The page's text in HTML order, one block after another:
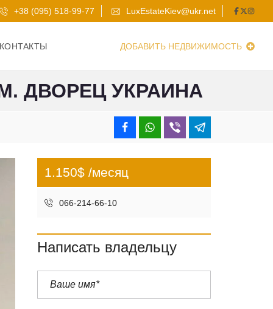
+38 (095) 518-99-77 LuxEstateKiev@ukr.net
ДОБАВИТЬ НЕДВИЖИМОСТЬ
ДВОРЕЦ УКРАИНА
1.150$ /месяц
066-214-66-10
Написать владельцу